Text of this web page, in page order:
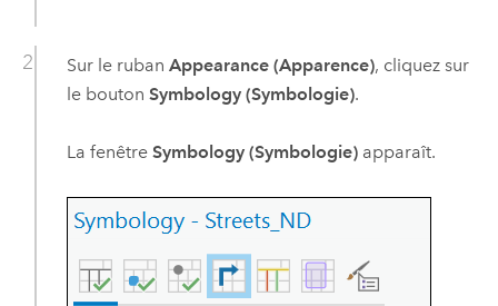
Sur le ruban Appearance (Apparence), cliquez sur
le bouton Symbology (Symbologie).
La fenêtre Symbology (Symbologie)apparaît.